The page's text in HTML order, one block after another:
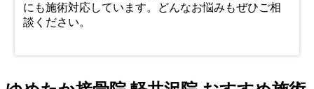
にも施術対応しています。どんなお悩みもぜひご相
談ください。